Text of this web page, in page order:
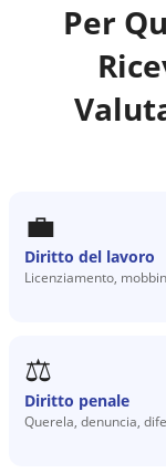
Per
💼
Diritto del lavoro
Licenziamento,
⚖️
Diritto penale
Querela, denuncia,